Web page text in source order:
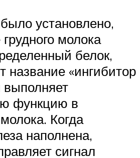
установлено,
молока
белок,
название «ингибитор
выполняет
функцию в
Когда
наполнена,
сигнал